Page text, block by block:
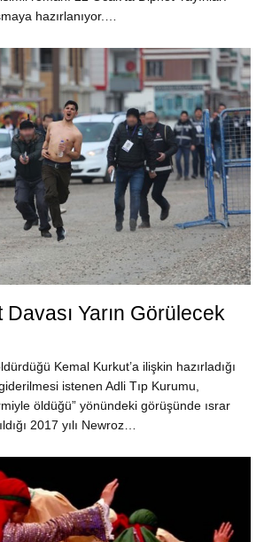
hazırlanıyor.…
Yarın Görülecek
Kemal Kurkut’a ilişkin hazırladığı
istenen Adli Tıp Kurumu,
öldüğü” yönündeki görüşünde ısrar
2017 yılı Newroz…